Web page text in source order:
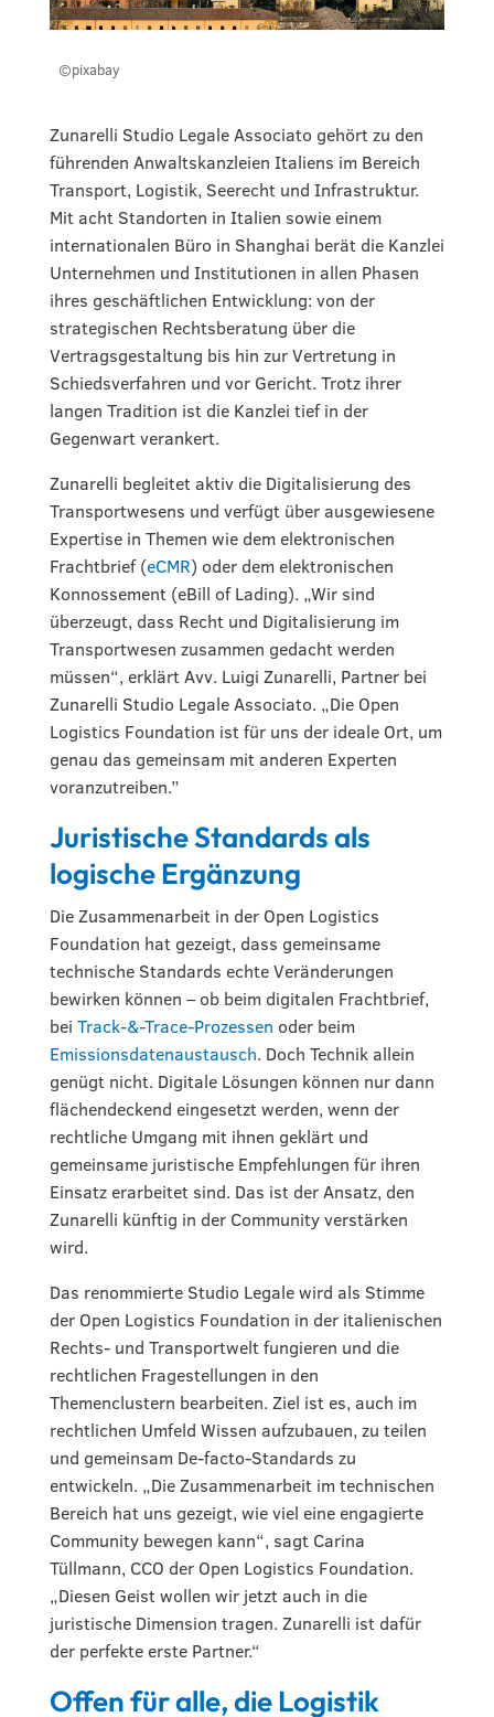
©pixabay
Zunarelli Studio Legale Associato gehört zu den
führenden Anwaltskanzleien Italiens im Bereich
Transport, Logistik, Seerecht und Infrastruktur.
Mit acht Standorten in Italien sowie einem
internationalen Büro in Shanghai berät die Kanzlei
Unternehmen und Institutionen in allen Phasen
ihres geschäftlichen Entwicklung: von der
strategischen Rechtsberatung über die
Vertragsgestaltung bis hin zur Vertretung in
Schiedsverfahren und vor Gericht. Trotz ihrer
langen Tradition ist die Kanzlei tief in der
Gegenwart verankert.
Zunarelli begleitet aktiv die Digitalisierung des
Transportwesens und verfügt über ausgewiesene
Expertise in Themen wie dem elektronischen
Frachtbrief (eCMR) oder dem elektronischen
Konnossement (eBill of Lading). „Wir sind
überzeugt, dass Recht und Digitalisierung im
Transportwesen zusammen gedacht werden
müssen“, erklärt Avv. Luigi Zunarelli, Partner bei
Zunarelli Studio Legale Associato. „Die Open
Logistics Foundation ist für uns der ideale Ort, um
genau das gemeinsam mit anderen Experten
voranzutreiben.”
Juristische Standards als
logische Ergänzung
Die Zusammenarbeit in der Open Logistics
Foundation hat gezeigt, dass gemeinsame
technische Standards echte Veränderungen
bewirken können – ob beim digitalen Frachtbrief,
bei Track-&-Trace-Prozessen oder beim
Emissionsdatenaustausch. Doch Technik allein
genügt nicht. Digitale Lösungen können nur dann
flächendeckend eingesetzt werden, wenn der
rechtliche Umgang mit ihnen geklärt und
gemeinsame juristische Empfehlungen für ihren
Einsatz erarbeitet sind. Das ist der Ansatz, den
Zunarelli künftig in der Community verstärken
wird.
Das renommierte Studio Legale wird als Stimme
der Open Logistics Foundation in der italienischen
Rechts- und Transportwelt fungieren und die
rechtlichen Fragestellungen in den
Themenclustern bearbeiten. Ziel ist es, auch im
rechtlichen Umfeld Wissen aufzubauen, zu teilen
und gemeinsam De-facto-Standards zu
entwickeln. „Die Zusammenarbeit im technischen
Bereich hat uns gezeigt, wie viel eine engagierte
Community bewegen kann“, sagt Carina
Tüllmann, CCO der Open Logistics Foundation.
„Diesen Geist wollen wir jetzt auch in die
juristische Dimension tragen. Zunarelli ist dafür
der perfekte erste Partner.“
Offen für alle, die Logistik